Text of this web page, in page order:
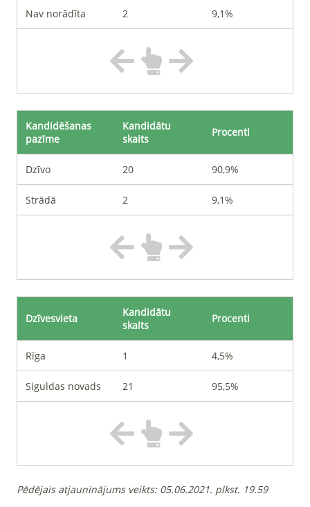
Nav norādīta 2 9,1%
Kandidēšanas
pazīme
Kandidātu
skaits
Procenti
Dzīvo 20 90,9%
Strādā 2 9,1%
Dzīvesvieta
Kandidātu
skaits
Procenti
Rīga 1 4,5%
Siguldas novads 21 95,5%
Pēdējais atjauninājums veikts: 05.06.2021. plkst. 19.59